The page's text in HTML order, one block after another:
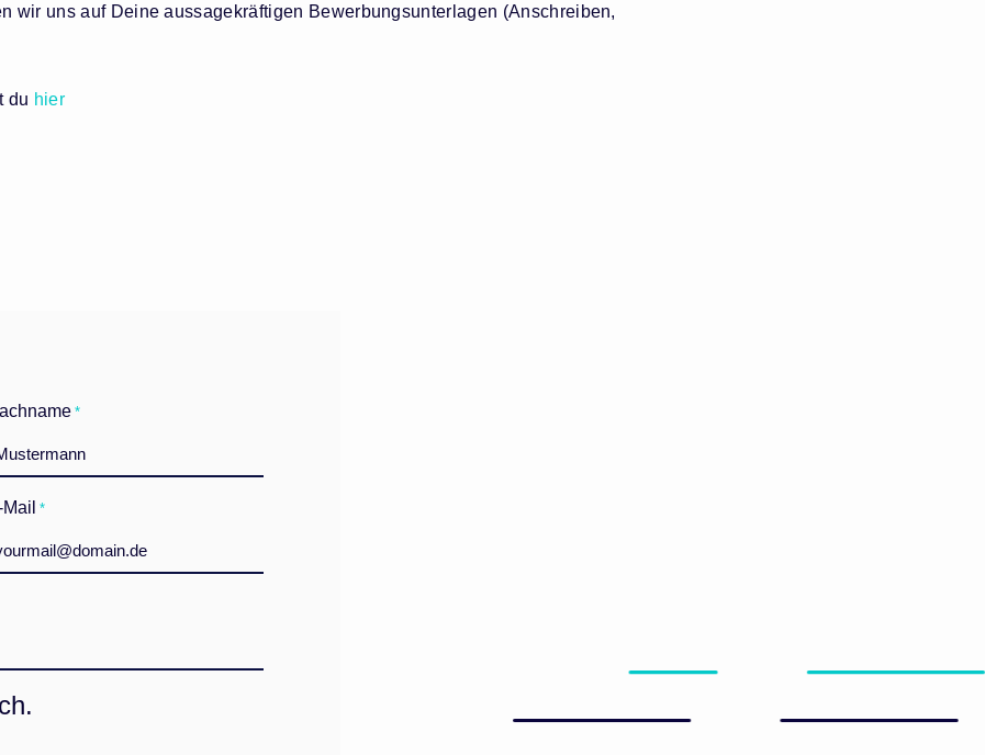
wir uns auf Deine aussagekräftigen Bewerbungsunterlagen (Anschreiben,
du hier
*
Mail *